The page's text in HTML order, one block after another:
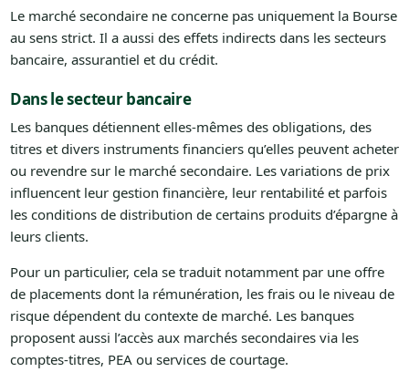
Le marché secondaire ne concerne pas uniquement la Bourse
au sens strict. Il a aussi des effets indirects dans les secteurs
bancaire, assurantiel et du crédit.
Dans le secteur bancaire
Les banques détiennent elles-mêmes des obligations, des
titres et divers instruments financiers qu’elles peuvent acheter
ou revendre sur le marché secondaire. Les variations de prix
influencent leur gestion financière, leur rentabilité et parfois
les conditions de distribution de certains produits d’épargne à
leurs clients.
Pour un particulier, cela se traduit notamment par une offre
de placements dont la rémunération, les frais ou le niveau de
risque dépendent du contexte de marché. Les banques
proposent aussi l’accès aux marchés secondaires via les
comptes-titres, PEA ou services de courtage.